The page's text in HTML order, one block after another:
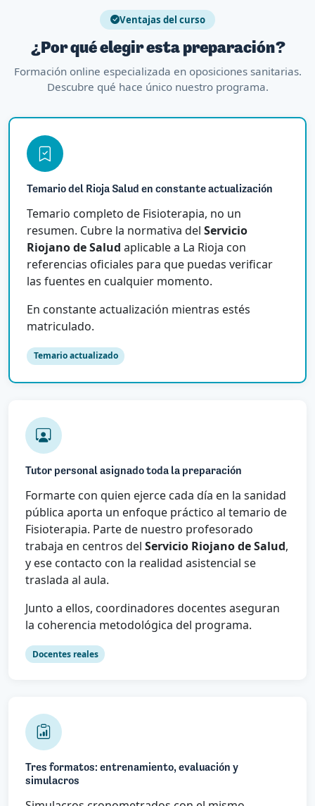
Ventajas del curso
¿Por qué elegir esta preparación?
Formación online especializada en oposiciones sanitarias.
Descubre qué hace único nuestro programa.
Temario del Rioja Salud en constante actualización
Temario completo de Fisioterapia, no un
resumen. Cubre la normativa del Servicio
Riojano de Salud aplicable a La Rioja con
referencias oficiales para que puedas verificar
las fuentes en cualquier momento.
En constante actualización mientras estés
matriculado.
Temario actualizado
Tutor personal asignado toda la preparación
Formarte con quien ejerce cada día en la sanidad
pública aporta un enfoque práctico al temario de
Fisioterapia. Parte de nuestro profesorado
trabaja en centros del Servicio Riojano de Salud,
y ese contacto con la realidad asistencial se
traslada al aula.
Junto a ellos, coordinadores docentes aseguran
la coherencia metodológica del programa.
Docentes reales
Tres formatos: entrenamiento, evaluación y
simulacros